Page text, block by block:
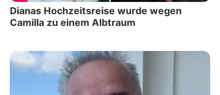
Dianas Hochzeitsreise wurde wegen
Camilla zu einem Albtraum